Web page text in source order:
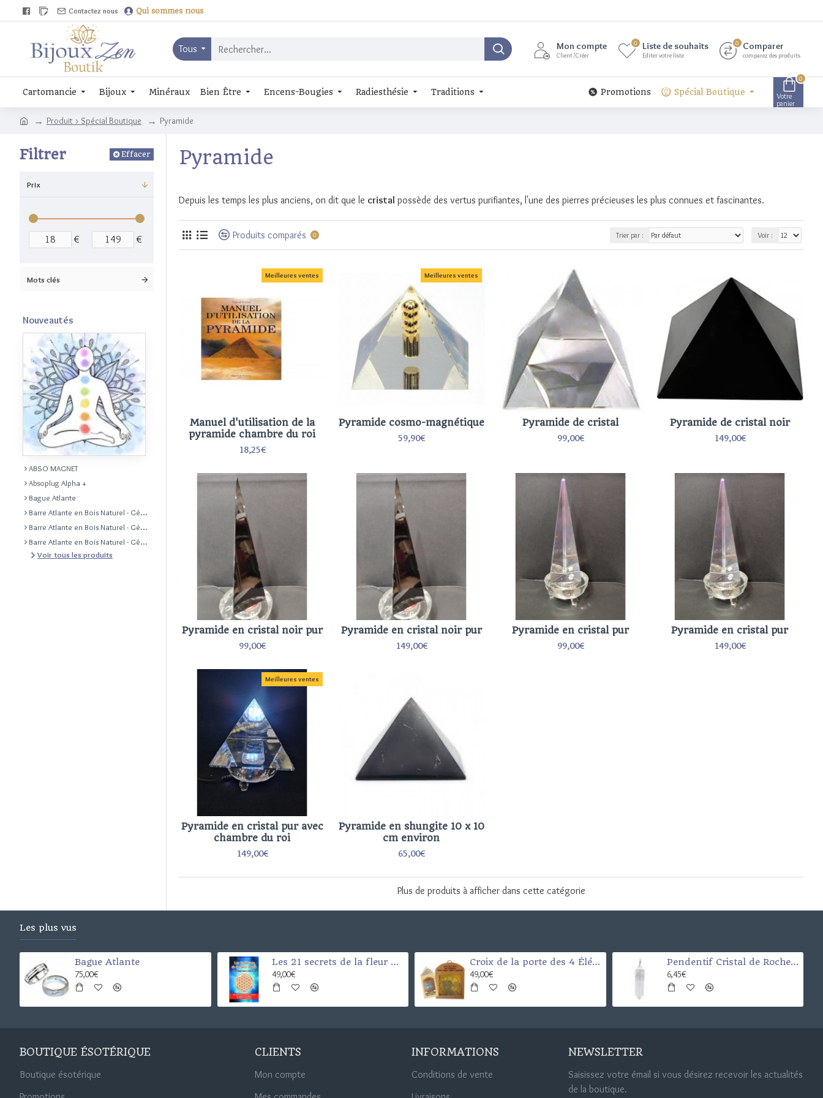
Contactez nous Qui sommes nous
Tous Mon compte
Client /Créer
Liste de souhaits
Editer votre liste
0 Comparer
comparez des produits
0
Cartomancie Bijoux Minéraux Bien Être Encens-Bougies Radiesthésie Traditions Promotions Spécial Boutique
Votre
panier
0
Produit > Spécial Boutique Pyramide
Filtrer Effacer
Prix
€ €
Mots clés
Nouveautés
ABSO MAGNET
Absoplug Alpha +
Bague Atlante
Barre Atlante en Bois Naturel - Géobiologie Feng Shui Radiesthésie
Barre Atlante en Bois Naturel - Géobiologie Feng Shui Radiesthésie
Barre Atlante en Bois Naturel - Géobiologie Feng Shui Radiesthésie
Voir tous les produits
Pyramide
Depuis les temps les plus anciens, on dit que le cristal possède des vertus purifiantes, l'une des pierres précieuses les plus connues et fascinantes.
Produits comparés 0 Trier par : Voir :
Meilleures ventes
Manuel d'utilisation de la
pyramide chambre du roi
18,25€
Meilleures ventes
Pyramide cosmo-magnétique
59,90€
Pyramide de cristal
99,00€
Pyramide de cristal noir
149,00€
Pyramide en cristal noir pur
99,00€
Pyramide en cristal noir pur
149,00€
Pyramide en cristal pur
99,00€
Pyramide en cristal pur
149,00€
Meilleures ventes
Pyramide en cristal pur avec
chambre du roi
149,00€
Pyramide en shungite 10 x 10
cm environ
65,00€
Plus de produits à afficher dans cette catégorie
Les plus vus
Bague Atlante
75,00€
Les 21 secrets de la fleur de vie
49,00€
Croix de la porte des 4 Éléments (Santé-argent-chance-et protection)
49,00€
Pendentif Cristal de Roche Pointe
6,45€
BOUTIQUE ÉSOTÉRIQUE
Boutique ésotérique
CLIENTS
Mon compte
INFORMATIONS
Conditions de vente
NEWSLETTER
Saisissez votre émail si vous désirez recevoir les actualités
de la boutique.